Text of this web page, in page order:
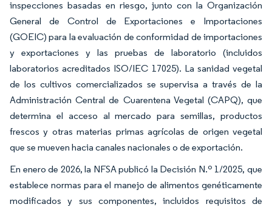
inspecciones basadas en riesgo, junto con la Organización
General de Control de Exportaciones e Importaciones
(GOEIC) para la evaluación de conformidad de importaciones
y exportaciones y las pruebas de laboratorio (incluidos
laboratorios acreditados ISO/IEC 17025). La sanidad vegetal
de los cultivos comercializados se supervisa a través de la
Administración Central de Cuarentena Vegetal (CAPQ), que
determina el acceso al mercado para semillas, productos
frescos y otras materias primas agrícolas de origen vegetal
que se mueven hacia canales nacionales o de exportación.
En enero de 2026, la NFSA publicó la Decisión N.º 1/2025, que
establece normas para el manejo de alimentos genéticamente
modificados y sus componentes, incluidos requisitos de